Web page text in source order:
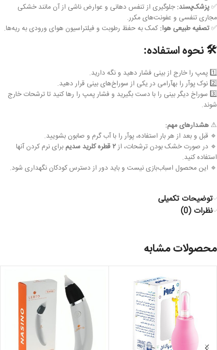
✅پزشک‌پسند:جلوگیری از تنفس دهانی و عوارض ناشی از آن مانند خشکی
مجاری تنفسی و عفونت‌های مکرر.
✅تصفیه طبیعی هوا: کمک به حفظ رطوبت و فیلتراسیون هوای ورودی به ریه‌ها.
🛠نحوه استفاده:
1️⃣ پمپ را خارج از بینی فشار دهید و نگه دارید.
2️⃣ نوک پوآر را بهآرامی در یکی از سوراخ‌های بینی قرار دهید.
3️⃣ سوراخ دیگر بینی را با دست بگیرید و فشار پمپ را رها کنید تا ترشحات خارج
شوند.
⚠ هشدارهای مهم:
🔹 قبل و بعد از هر بار استفاده، پوآر را با آب گرم و صابون بشویید.
🔹 در صورت خشک بودن ترشحات، از۲ قطره کلرید سدیم
برای نرم کردن آنها
استفاده کنید.
🔹 این محصول اسباب‌بازی نیست و باید دور از دسترس کودکان نگهداری شود.
توضیحات تکمیلی
نظرات (0)
محصولات مشابه